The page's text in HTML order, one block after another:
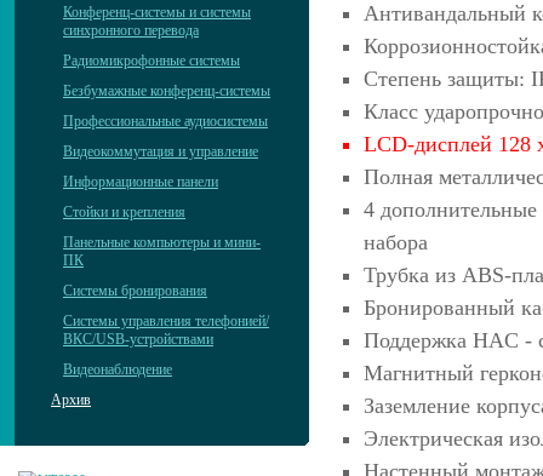
Конференц-системы и системы
синхронного перевода
Радиомикрофонные системы
Безбумажные конференц-системы
Профессиональные аудиосистемы
Видеокоммутация и управление
Информационные панели
Стойки и крепления
Панельные компьютеры и мини-
ПК
Системы бронирования
Системы управления телефонией/
ВКС/USB-устройствами
Видеонаблюдение
Архив
Антивандальный
Степень защиты:
Класс
LCD-дисплей 128
Полная
4
набора
Трубка из ABS-
Бронированный
Поддержка HAC -
Магнитный
Заземление
Электрическая
Настенный